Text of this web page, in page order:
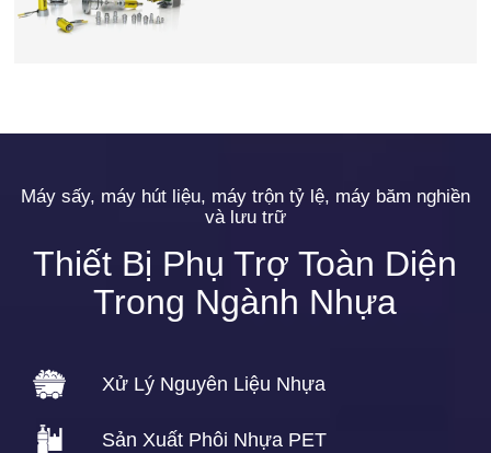
Máy sấy, máy hút liệu, máy trộn tỷ lệ, máy băm nghiền
và lưu trữ
Thiết Bị Phụ Trợ Toàn Diện
Trong Ngành Nhựa
Xử Lý Nguyên Liệu Nhựa
Sản Xuất Phôi Nhựa PET